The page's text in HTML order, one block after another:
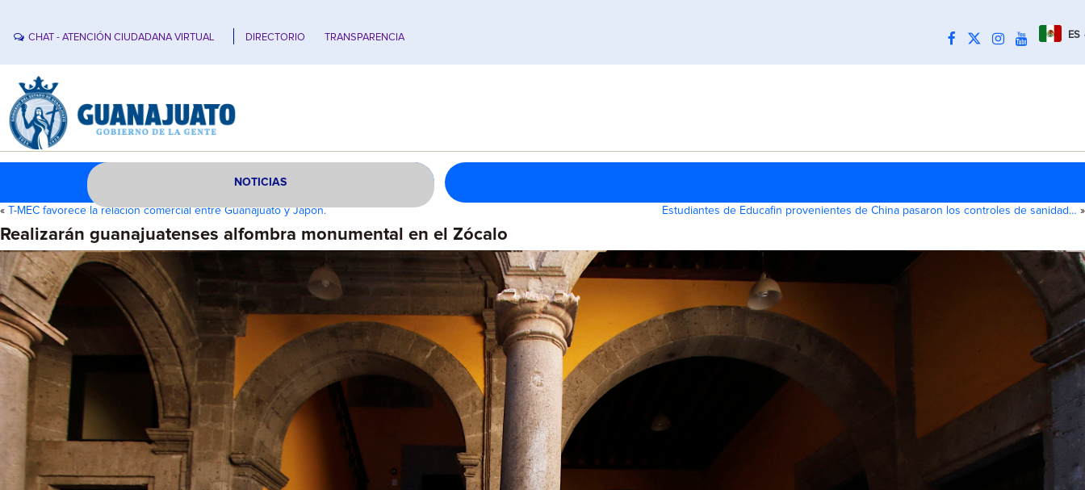
CHAT - ATENCIÓN CIUDADANA VIRTUAL DIRECTORIO TRANSPARENCIA ES
NOTICIAS
« T-MEC favorece la relación comercial entre Guanajuato y Japón. Estudiantes de Educafin provenientes de China pasaron los controles de sanidad… »
Realizarán guanajuatenses alfombra monumental en el Zócalo